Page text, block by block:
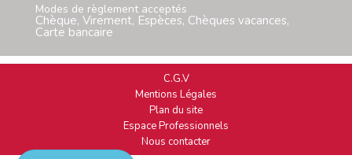
Modes de règlement acceptés
Chèque, Virement, Espèces, Chèques vacances,
Carte bancaire
C.G.V
Mentions Légales
Plan du site
Espace Professionnels
Nous contacter